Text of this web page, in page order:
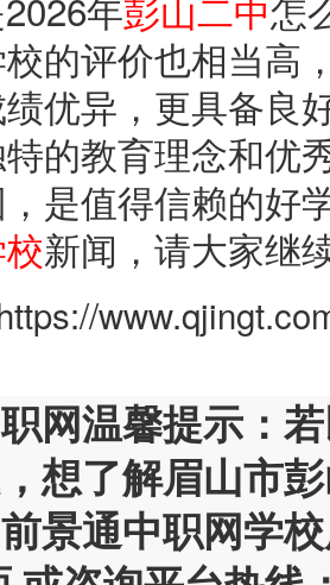
的评价也相当高
优异，更具备良
的教育理念和优
是值得信赖的好
新闻，请大家继
网温馨提示：
想了解眉山市
景通中职网学